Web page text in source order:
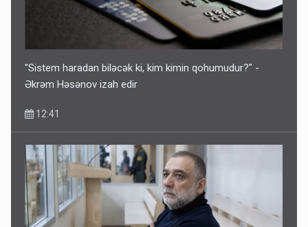
"Sistem haradan biləcək ki, kim kimin qohumudur?" -
Əkrəm Həsənov izah edir
12:41